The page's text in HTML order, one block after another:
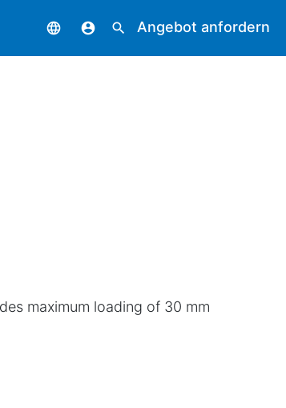
language account_circle search Angebot anfordern
maximum loading of 30 mm